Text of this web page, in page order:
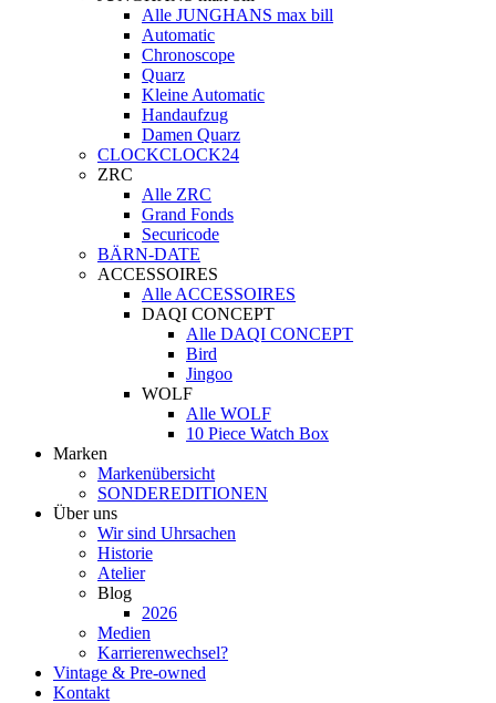
Alle JUNGHANS max bill
Automatic
Chronoscope
Quarz
Kleine Automatic
Handaufzug
Damen Quarz
CLOCKCLOCK24
ZRC
Alle ZRC
Grand Fonds
Securicode
BÄRN-DATE
ACCESSOIRES
Alle ACCESSOIRES
DAQI CONCEPT
Alle DAQI CONCEPT
Bird
Jingoo
WOLF
Alle WOLF
10 Piece Watch Box
Marken
Markenübersicht
SONDEREDITIONEN
Über uns
Wir sind Uhrsachen
Historie
Atelier
Blog
2026
Medien
Karrierenwechsel?
Vintage & Pre-owned
Kontakt